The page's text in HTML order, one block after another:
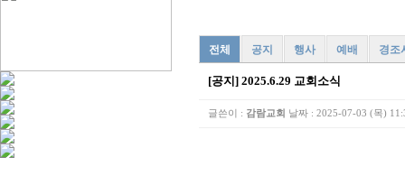
전체 공지 행사 예배 경조
[공지] 2025.6.29 교회소식
글쓴이 : 감람교회 날짜 : 2025-07-03 (목)